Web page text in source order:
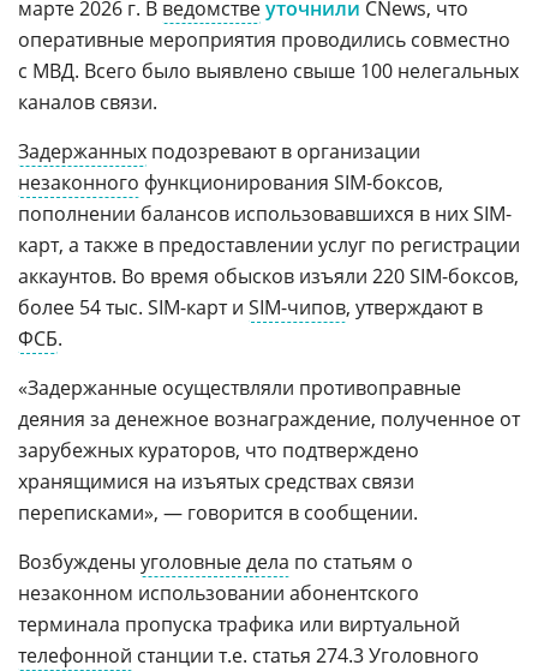
марте 2026 г. В ведомствеуточнили CNews, что
оперативные мероприятия проводились совместно
с МВД. Всего было выявлено свыше 100 нелегальных
каналов связи.
Задержанных подозревают в организации
незаконного функционирования SIM-боксов,
пополнении балансов использовавшихся в них SIM-
карт, а также в предоставлении услуг по регистрации
аккаунтов. Во время обысков изъяли 220 SIM-боксов,
более 54 тыс. SIM-карт и SIM-чипов, утверждают в
ФСБ.
«Задержанные осуществляли противоправные
деяния за денежное вознаграждение, полученное от
зарубежных кураторов, что подтверждено
хранящимися на изъятых средствах связи
переписками», — говорится в сообщении.
Возбуждены уголовные дела по статьям о
незаконном использовании абонентского
терминала пропуска трафика или виртуальной
телефонной станции т.е. статья 274.3 Уголовного